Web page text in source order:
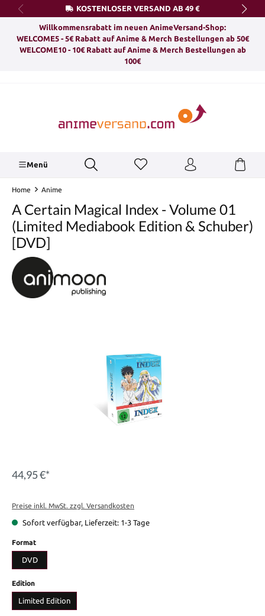
springen KOSTENLOSER VERSAND AB 49 €
Willkommensrabatt im neuen AnimeVersand-Shop:
WELCOME5 - 5€ Rabatt auf Anime & Merch Bestellungen ab 50€
WELCOME10 - 10€ Rabatt auf Anime & Merch Bestellungen ab
100€
Menü
Home Anime
A Certain Magical Index - Volume 01
(Limited Mediabook Edition & Schuber)
[DVD]
44,95 €*
Preise inkl. MwSt. zzgl. Versandkosten
Sofort verfügbar, Lieferzeit: 1-3 Tage
Formatauswählen
DVD
Editionauswählen
Limited Edition